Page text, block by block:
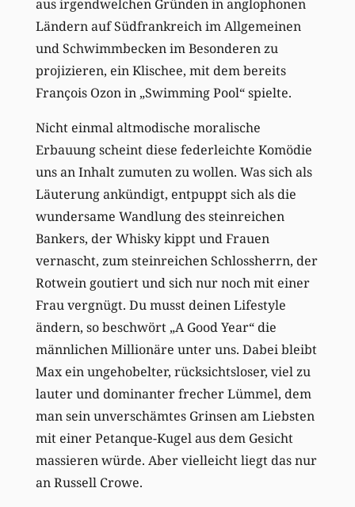
aus irgendwelchen Gründen in anglophonen
Ländern auf Südfrankreich im Allgemeinen
und Schwimmbecken im Besonderen zu
projizieren, ein Klischee, mit dem bereits
François Ozon in „Swimming Pool“ spielte.
Nicht einmal altmodische moralische
Erbauung scheint diese federleichte Komödie
uns an Inhalt zumuten zu wollen. Was sich als
Läuterung ankündigt, entpuppt sich als die
wundersame Wandlung des steinreichen
Bankers, der Whisky kippt und Frauen
vernascht, zum steinreichen Schlossherrn, der
Rotwein goutiert und sich nur noch mit einer
Frau vergnügt. Du musst deinen Lifestyle
ändern, so beschwört „A Good Year“ die
männlichen Millionäre unter uns. Dabei bleibt
Max ein ungehobelter, rücksichtsloser, viel zu
lauter und dominanter frecher Lümmel, dem
man sein unverschämtes Grinsen am Liebsten
mit einer Petanque-Kugel aus dem Gesicht
massieren würde. Aber vielleicht liegt das nur
an Russell Crowe.